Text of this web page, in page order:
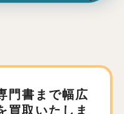
門書まで幅広
買取いたしま